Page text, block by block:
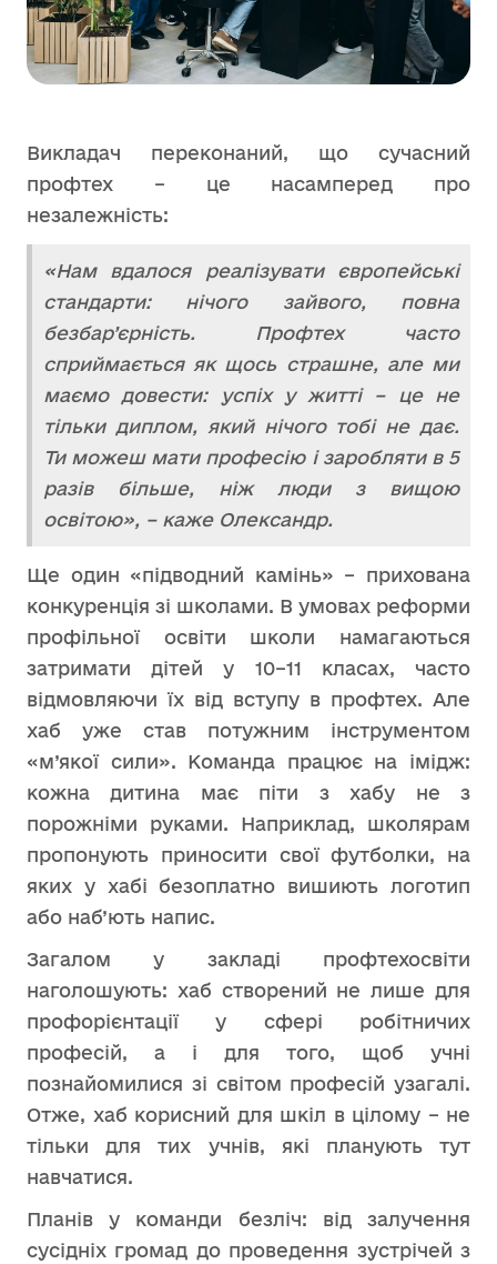
Викладач переконаний, що сучасний
профтех – це насамперед про
незалежність:
«Нам вдалося реалізувати європейські
стандарти: нічого зайвого, повна
безбар’єрність. Профтех часто
сприймається як щось страшне, але ми
маємо довести: успіх у житті – це не
тільки диплом, який нічого тобі не дає.
Ти можеш мати професію і заробляти в 5
разів більше, ніж люди з вищою
освітою», – каже Олександр.
Ще один «підводний камінь» – прихована
конкуренція зі школами. В умовах реформи
профільної освіти школи намагаються
затримати дітей у 10–11 класах, часто
відмовляючи їх від вступу в профтех. Але
хаб уже став потужним інструментом
«м’якої сили». Команда працює на імідж:
кожна дитина має піти з хабу не з
порожніми руками. Наприклад, школярам
пропонують приносити свої футболки, на
яких у хабі безоплатно вишиють логотип
або наб’ють напис.
Загалом у закладі профтехосвіти
наголошують: хаб створений не лише для
профорієнтації у сфері робітничих
професій, а і для того, щоб учні
познайомилися зі світом професій узагалі.
Отже, хаб корисний для шкіл в цілому – не
тільки для тих учнів, які планують тут
навчатися.
Планів у команди безліч: від залучення
сусідніх громад до проведення зустрічей з